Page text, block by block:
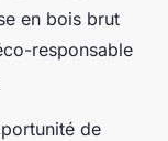
en bois brut
responsable
de